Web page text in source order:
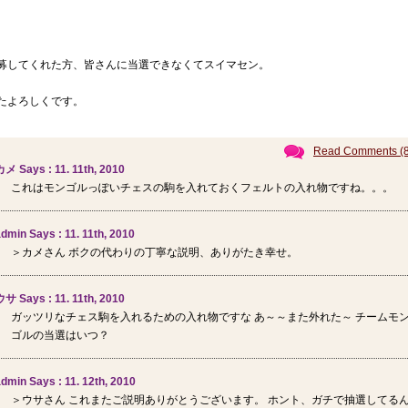
してくれた方、皆さんに当選できなくてスイマセン。
よろしくです。
Read Comments
メ Says : 11. 11th, 2010
これはモンゴルっぽいチェスの駒を入れておくフェルトの入れ物ですね。。。
Says : 11. 11th, 2010
＞カメさん ボクの代わりの丁寧な説明、ありがたき幸せ。
サ Says : 11. 11th, 2010
ガッツリなチェス駒を入れるための入れ物ですな あ～～また外れた～ チームモン
ゴルの当選はいつ？
Says : 11. 12th, 2010
＞ウサさん これまたご説明ありがとうございます。 ホント、ガチで抽選してるん